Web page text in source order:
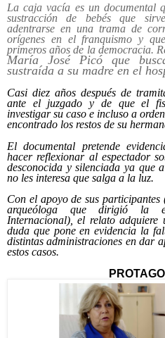
La caja vacía es un documental
sustracción de bebés que
adentrarse en una trama de
orígenes en el franquismo y
primeros años de la democracia. R
María José Picó que
sustraída a su madre en el
Casi diez años después de
ante el juzgado y de que el
investigar su caso e incluso a
encontrado los restos de su
El documental pretende
hacer reflexionar al espectador
desconocida y silenciada ya que
no les interesa que salga a la luz.
Con el apoyo de sus participantes
arqueóloga que dirigió la
Internacional), el relato
duda que pone en evidencia la
distintas administraciones en dar
estos casos.